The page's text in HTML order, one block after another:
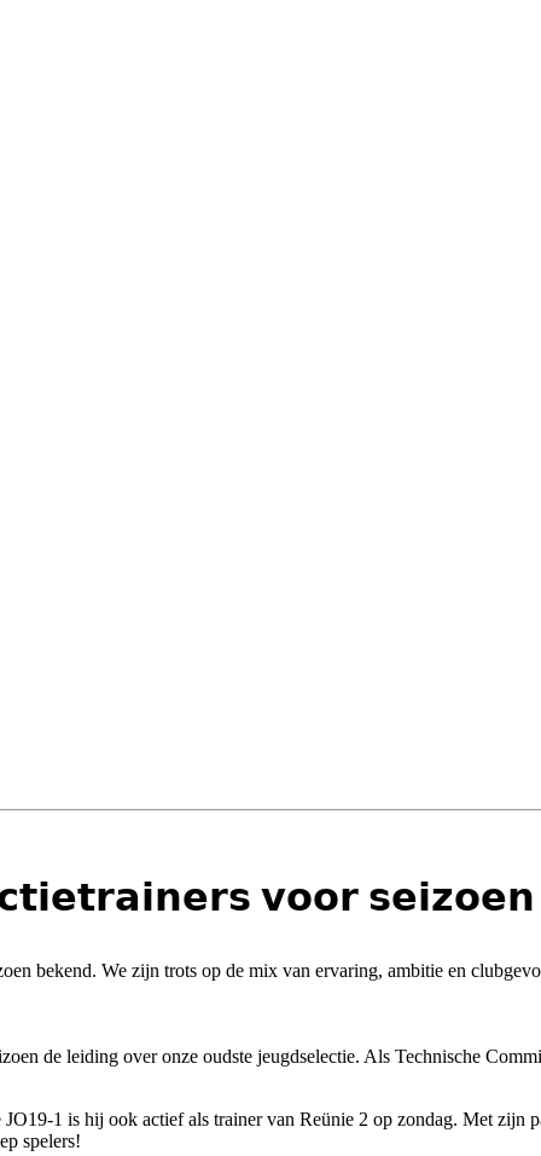
𝘃𝗼𝗼𝗿
bekend. We zijn trots op de mix van ervaring, ambitie en
de leiding over onze oudste jeugdselectie. Als Technische
1 is hij ook actief als trainer van Reünie 2 op zondag. Met zijn
spelers!